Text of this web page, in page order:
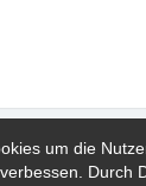
um die
Durch